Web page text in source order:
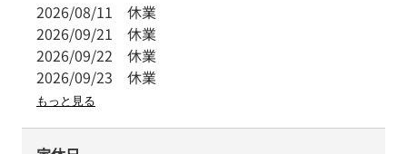
2026/08/11 休業
2026/09/21 休業
2026/09/22 休業
2026/09/23 休業
もっと見る